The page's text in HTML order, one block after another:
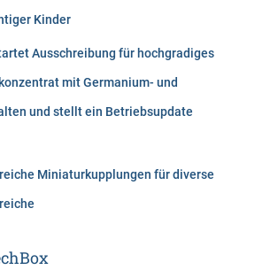
Kinder
Ausschreibung für hochgradiges
mit Germanium- und
und stellt ein Betriebsupdate
Miniaturkupplungen für diverse